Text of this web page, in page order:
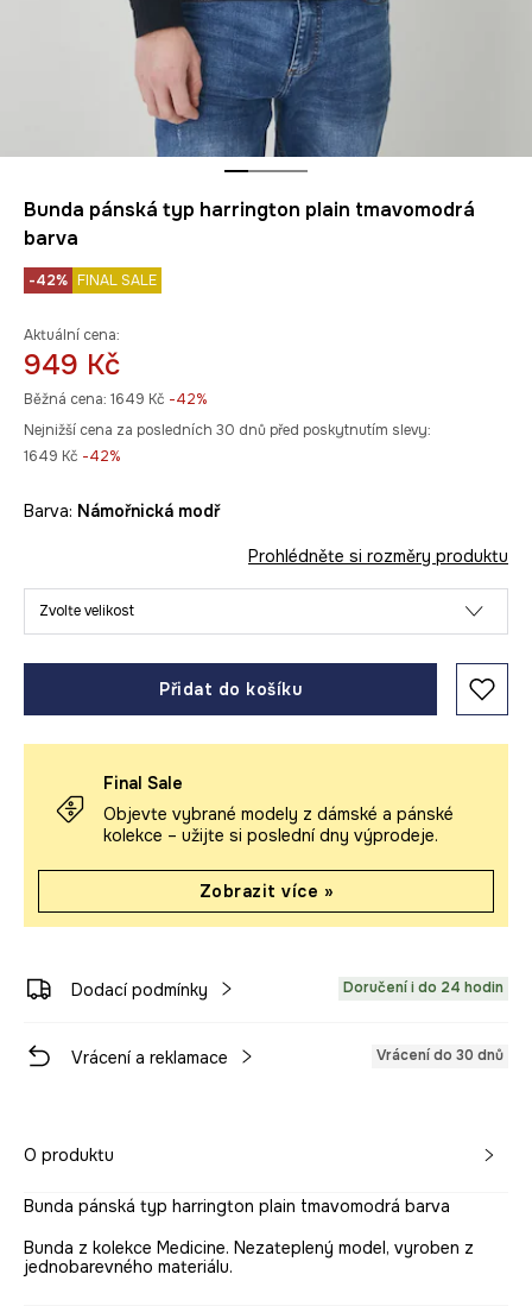
Bunda pánská typ harrington plain tmavomodrá
barva
-42% FINAL SALE
Aktuální cena:
949 Kč
Běžná cena: 1649 Kč -42%
Nejnižší cena za posledních 30 dnů před poskytnutím slevy:
1649 Kč -42%
Barva: námořnická modř
Prohlédněte si rozměry produktu
Zvolte velikost
Přidat do košíku
Final Sale
Objevte vybrané modely z dámské a pánské
kolekce – užijte si poslední dny výprodeje.
Zobrazit více »
Dodací podmínky Doručení i do 24 hodin
Vrácení a reklamace Vrácení do 30 dnů
O produktu
Bunda pánská typ harrington plain tmavomodrá barva
Bunda z kolekce Medicine. Nezateplený model, vyroben z
jednobarevného materiálu.